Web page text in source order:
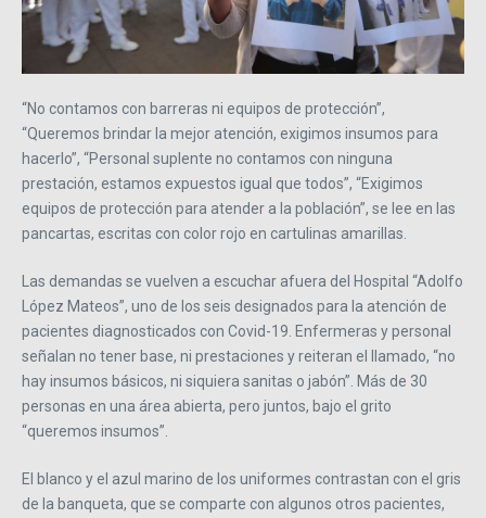
“No contamos con barreras ni equipos de protección”,
“Queremos brindar la mejor atención, exigimos insumos para
hacerlo”, “Personal suplente no contamos con ninguna
prestación, estamos expuestos igual que todos”, “Exigimos
equipos de protección para atender a la población”, se lee en las
pancartas, escritas con color rojo en cartulinas amarillas.
Las demandas se vuelven a escuchar afuera del Hospital “Adolfo
López Mateos”, uno de los seis designados para la atención de
pacientes diagnosticados con Covid-19. Enfermeras y personal
señalan no tener base, ni prestaciones y reiteran el llamado, “no
hay insumos básicos, ni siquiera sanitas o jabón”. Más de 30
personas en una área abierta, pero juntos, bajo el grito
“queremos insumos”.
El blanco y el azul marino de los uniformes contrastan con el gris
de la banqueta, que se comparte con algunos otros pacientes,